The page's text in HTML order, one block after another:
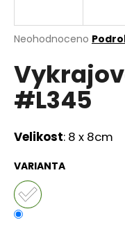
Průměrné
produktu
je
0,0
z
hvězdiček.
Neohodnoceno
#L345
Velikost: 8 x 8cm
VARIANTA
j
t
?
D